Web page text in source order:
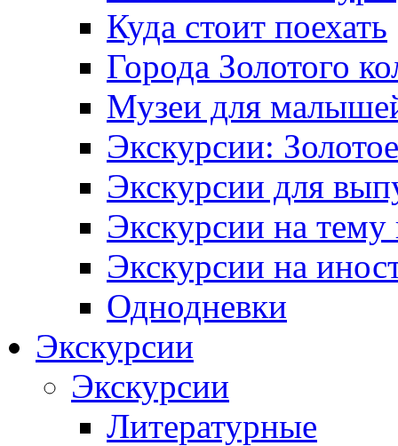
Куда стоит поехать
Города Золотого
Музеи для
Экскурсии:
Экскурсии для
Экскурсии на тему
Экскурсии на
Однодневки
Экскурсии
Экскурсии
Литературные